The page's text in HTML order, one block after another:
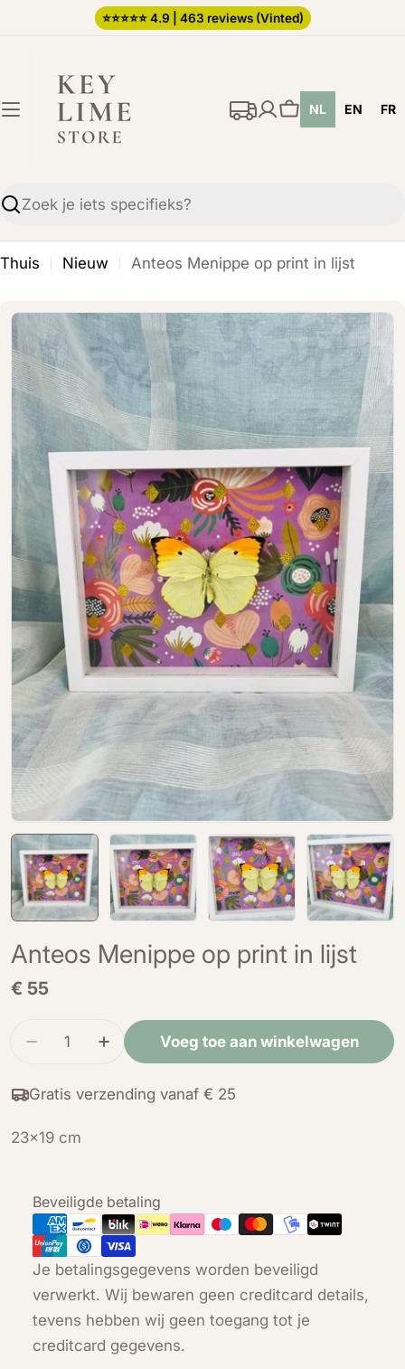
inhoud
⭐️⭐️⭐️⭐️⭐️ 4.9 | 463 reviews (Vinted)
Zoekopdracht
Winkelwagen
NL EN FR
Thuis Nieuw Anteos Menippe op print in lijst
Open media 0 in modal
Anteos Menippe op print in lijst
Normale
€ 55
Hoeveelheid
Verminder de hoeveelheid voor Anteos
Verhoog de hoeveelheid voor Anteos
Voeg toe aan winkelwagen
Gratis verzending vanaf € 25
23x19 cm
Beveiligde betaling
Betaalmethoden
Je betalingsgegevens worden beveiligd
verwerkt. Wij bewaren geen creditcard details,
tevens hebben wij geen toegang tot je
creditcard gegevens.